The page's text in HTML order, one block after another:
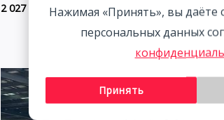
2 027 800 ₽ 2
Нажимая «Принять», вы даёте
персональных данных
Принять